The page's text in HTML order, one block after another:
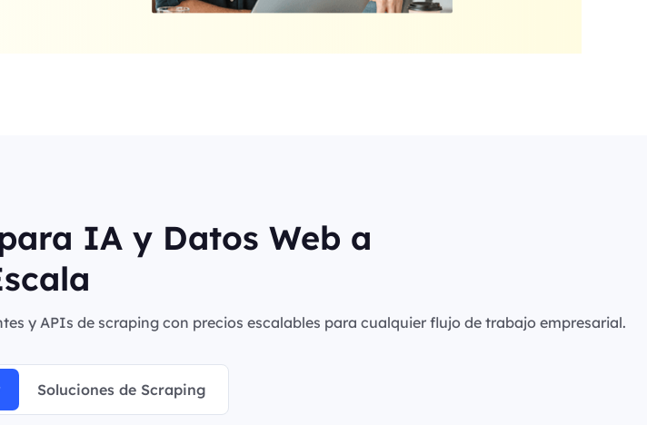
IA y Datos Web a
y APIs de scraping con precios escalables para cualquier flujo de trabajo empresarial.
Soluciones de Scraping